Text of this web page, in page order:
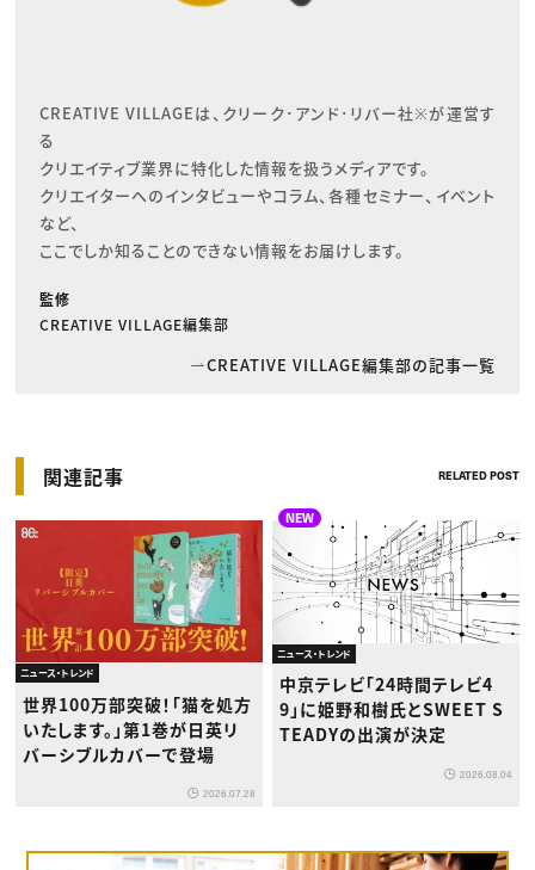
CREATIVE VILLAGEは、クリーク･アンド･リバー社※が運営す
る
クリエイティブ業界に特化した情報を扱うメディアです。
クリエイターへのインタビューやコラム、各種セミナー、イベント
など、
ここでしか知ることのできない情報をお届けします。
監修
CREATIVE VILLAGE編集部
CREATIVE VILLAGE編集部の記事一覧
関連記事 RELATED POST
ニュース・トレンド
世界100万部突破！「猫を処方
いたします。」第1巻が日英リ
バーシブルカバーで登場
2026.07.28
NEW
ニュース・トレンド
中京テレビ「24時間テレビ4
9」に姫野和樹氏とSWEET S
TEADYの出演が決定
2026.08.04